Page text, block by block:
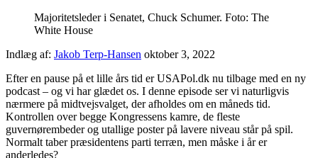
Majoritetsleder i Senatet, Chuck Schumer. Foto: The
White House
Indlæg af: Jakob Terp-Hansen oktober 3, 2022
Efter en pause på et lille års tid er USAPol.dk nu tilbage med en ny
podcast – og vi har glædet os. I denne episode ser vi naturligvis
nærmere på midtvejsvalget, der afholdes om en måneds tid.
Kontrollen over begge Kongressens kamre, de fleste
guvernørembeder og utallige poster på lavere niveau står på spil.
Normalt taber præsidentens parti terræn, men måske i år er
anderledes?